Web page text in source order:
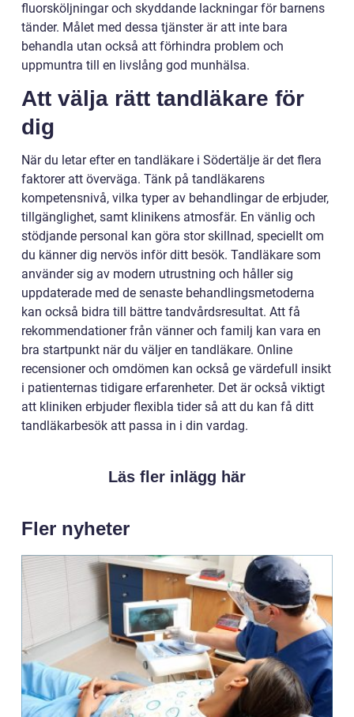
fluorsköljningar och skyddande lackningar för barnens
tänder. Målet med dessa tjänster är att inte bara
behandla utan också att förhindra problem och
uppmuntra till en livslång god munhälsa.
Att välja rätt tandläkare för
dig
När du letar efter en tandläkare i Södertälje är det flera
faktorer att överväga. Tänk på tandläkarens
kompetensnivå, vilka typer av behandlingar de erbjuder,
tillgänglighet, samt klinikens atmosfär. En vänlig och
stödjande personal kan göra stor skillnad, speciellt om
du känner dig nervös inför ditt besök. Tandläkare som
använder sig av modern utrustning och håller sig
uppdaterade med de senaste behandlingsmetoderna
kan också bidra till bättre tandvårdsresultat. Att få
rekommendationer från vänner och familj kan vara en
bra startpunkt när du väljer en tandläkare. Online
recensioner och omdömen kan också ge värdefull insikt
i patienternas tidigare erfarenheter. Det är också viktigt
att kliniken erbjuder flexibla tider så att du kan få ditt
tandläkarbesök att passa in i din vardag.
Läs fler inlägg här
Fler nyheter